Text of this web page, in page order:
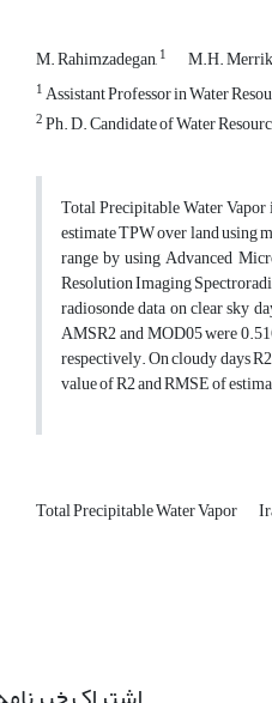
M. Rahimzadegan,1 M.H.
1Assistant Professor in Water
2Ph. D. Candidate of Water
Total Precipitable Water
estimate TPW over land using
range by using Advanced
Resolution Imaging
radiosonde data on clear sky
AMSR2 and MOD05 were
respectively. On cloudy days
value of R2 and RMSE of
Total Precipitable Water Vapor